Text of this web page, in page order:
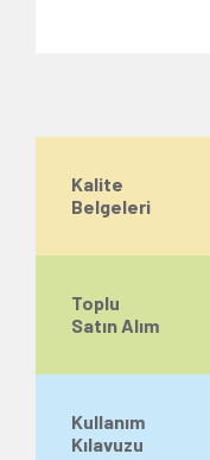
Kalite
Belgeleri
Toplu
Satın Alım
Kullanım
Kılavuzu